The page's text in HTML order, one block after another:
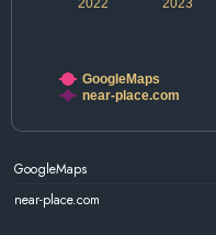
2022 2023
GoogleMaps
near-place.com
GoogleMaps
near-place.com